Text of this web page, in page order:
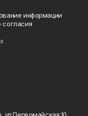
информации
согласия